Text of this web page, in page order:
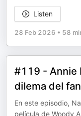
Listen
28 Feb 2026 • 58
#119 - Annie
dilema del fan
En este episodio,
película de Woody